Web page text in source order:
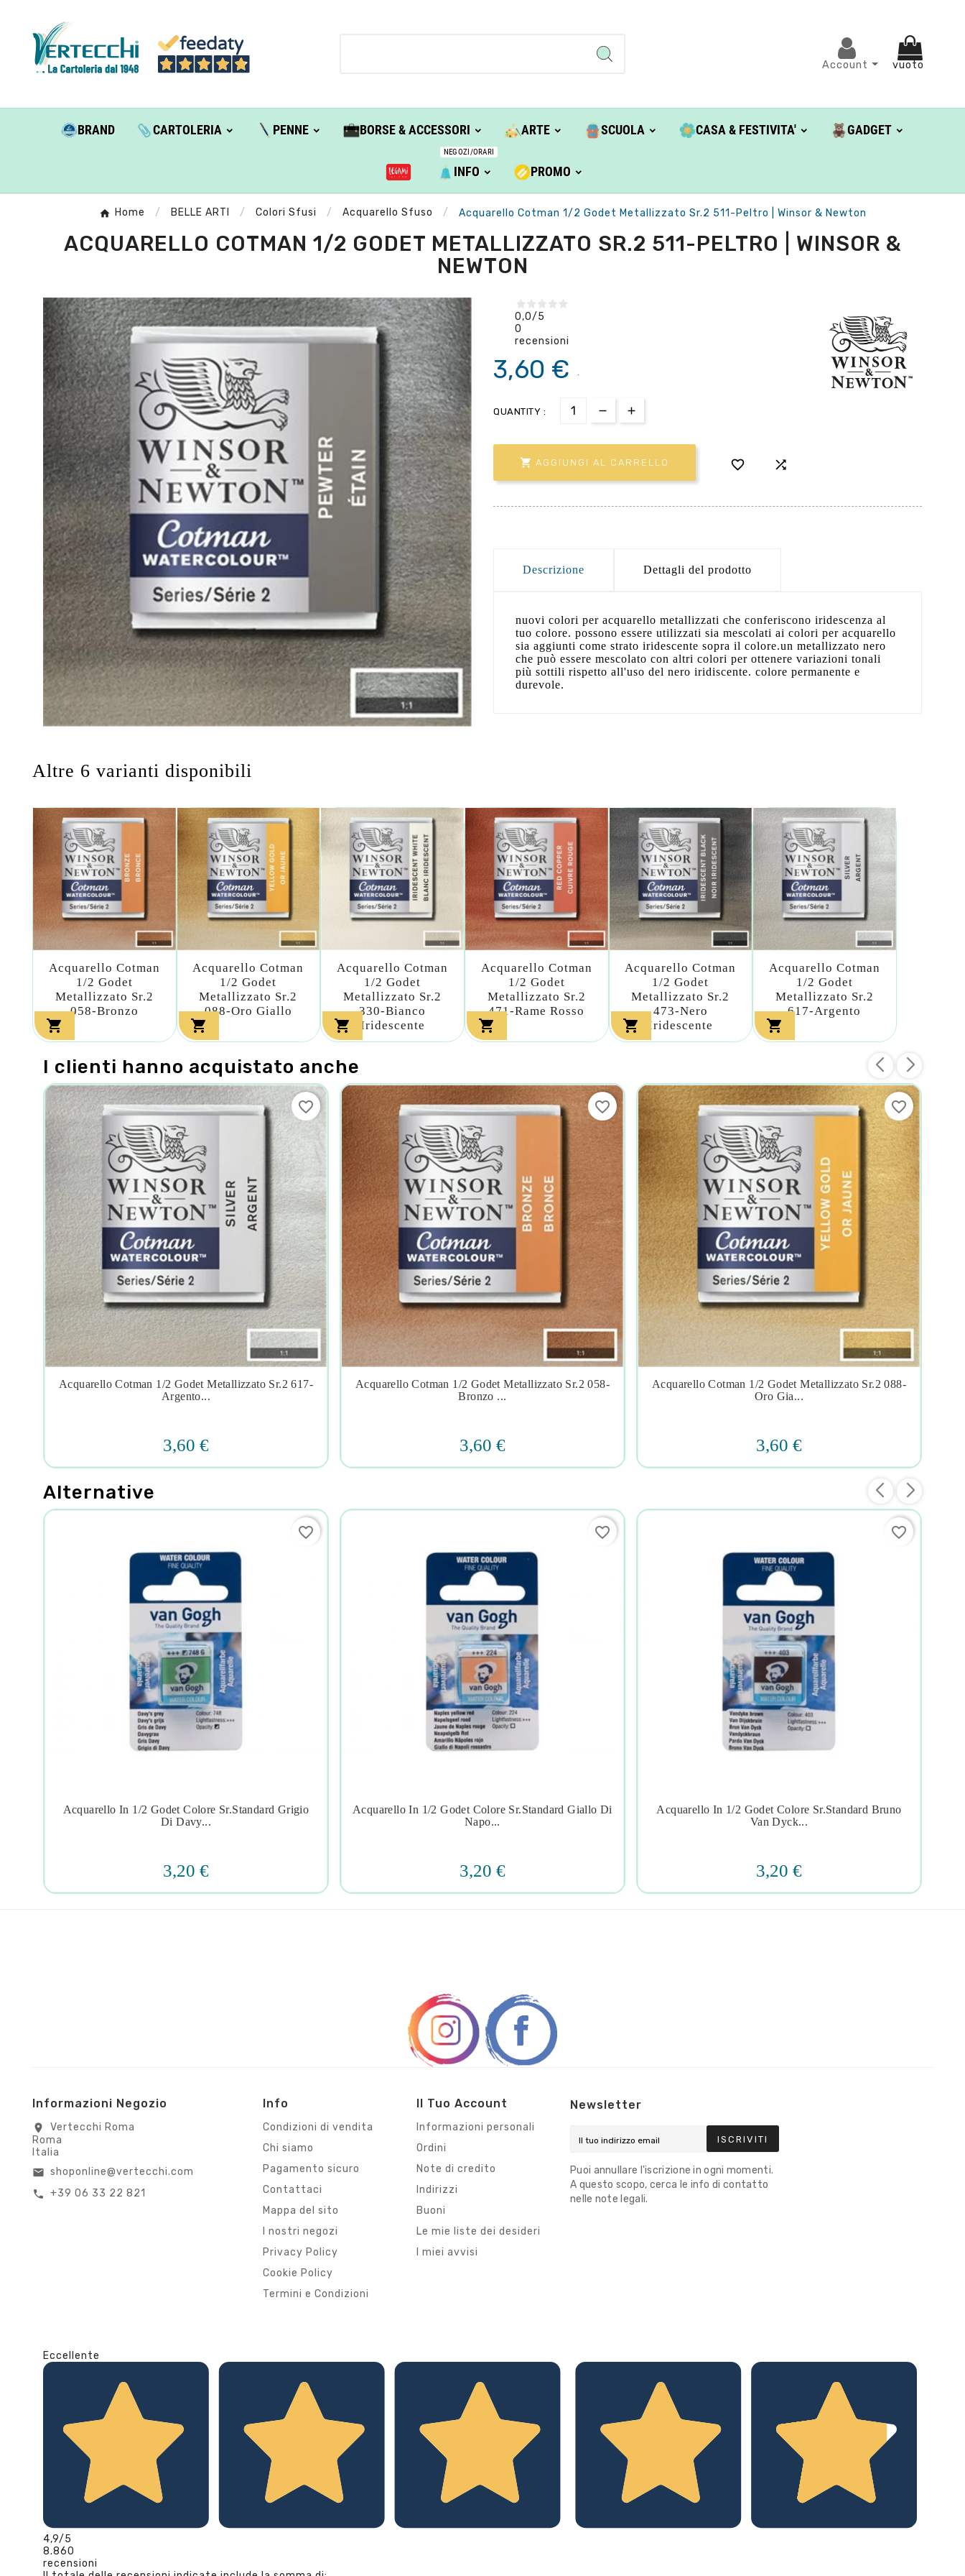
Account vuoto
BRAND CARTOLERIA PENNE BORSE & ACCESSORI ARTE SCUOLA CASA & FESTIVITA' GADGET
INFO
NEGOZI/ORARI
PROMO
Home BELLE ARTI Colori Sfusi Acquarello Sfuso Acquarello Cotman 1/2 Godet Metallizzato Sr.2 511-Peltro | Winsor & Newton
ACQUARELLO COTMAN 1/2 GODET METALLIZZATO SR.2 511-PELTRO | WINSOR &
NEWTON
0,0/5
0
recensioni
3,60 €
QUANTITY :
 AGGIUNGI AL CARRELLO  
Descrizione Dettagli del prodotto
nuovi colori per acquarello metallizzati che conferiscono iridescenza al
tuo colore. possono essere utilizzati sia mescolati ai colori per acquarello
sia aggiunti come strato iridescente sopra il colore.un metallizzato nero
che può essere mescolato con altri colori per ottenere variazioni tonali
più sottili rispetto all'uso del nero iridiscente. colore permanente e
durevole.
Altre 6 varianti disponibili
Acquarello Cotman
1/2 Godet
Metallizzato Sr.2
058-Bronzo

Acquarello Cotman
1/2 Godet
Metallizzato Sr.2
088-Oro Giallo

Acquarello Cotman
1/2 Godet
Metallizzato Sr.2
330-Bianco
Iridescente

Acquarello Cotman
1/2 Godet
Metallizzato Sr.2
471-Rame Rosso

Acquarello Cotman
1/2 Godet
Metallizzato Sr.2
473-Nero
Iridescente

Acquarello Cotman
1/2 Godet
Metallizzato Sr.2
617-Argento

I clienti hanno acquistato anche
 
Acquarello Cotman 1/2 Godet Metallizzato Sr.2 617-
Argento...
3,60 €
favorite_border
 
Acquarello Cotman 1/2 Godet Metallizzato Sr.2 058-
Bronzo ...
3,60 €
favorite_border
 
Acquarello Cotman 1/2 Godet Metallizzato Sr.2 088-
Oro Gia...
3,60 €
favorite_border
Alternative
 
Acquarello In 1/2 Godet Colore Sr.standard Grigio
Di Davy...
3,20 €
favorite_border

Acquarello In 1/2 Godet Colore Sr.standard Giallo Di
Napo...
3,20 €
favorite_border
 
Acquarello In 1/2 Godet Colore Sr.standard Bruno
Van Dyck...
3,20 €
favorite_border
Informazioni Negozio
location_on
Vertecchi Roma
Roma
Italia
email shoponline@vertecchi.com
call +39 06 33 22 821
Info
Condizioni di vendita
Chi siamo
Pagamento sicuro
Contattaci
Mappa del sito
I nostri negozi
Privacy Policy
Cookie Policy
Termini e Condizioni
Il Tuo Account
Informazioni personali
Ordini
Note di credito
Indirizzi
Buoni
Le mie liste dei desideri
I miei avvisi
Newsletter
ISCRIVITI
Puoi annullare l'iscrizione in ogni momenti.
A questo scopo, cerca le info di contatto
nelle note legali.
Eccellente
4,9/5
8.860
recensioni